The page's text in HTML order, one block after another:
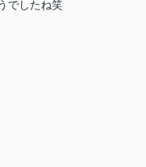
でしたね笑